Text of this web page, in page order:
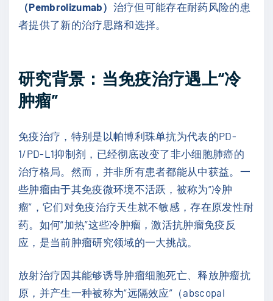
（Pembrolizumab） 治疗但可能存在耐药风险的患
者提供了新的治疗思路和选择。
研究背景：当免疫治疗遇上“冷
肿瘤”
免疫治疗，特别是以帕博利珠单抗为代表的PD-
1/PD-L1抑制剂，已经彻底改变了非小细胞肺癌的
治疗格局。然而，并非所有患者都能从中获益。一
些肿瘤由于其免疫微环境不活跃，被称为“冷肿
瘤”，它们对免疫治疗天生就不敏感，存在原发性耐
药。如何“加热”这些冷肿瘤，激活抗肿瘤免疫反
应，是当前肿瘤研究领域的一大挑战。
放射治疗因其能够诱导肿瘤细胞死亡、释放肿瘤抗
原，并产生一种被称为“远隔效应”（abscopal